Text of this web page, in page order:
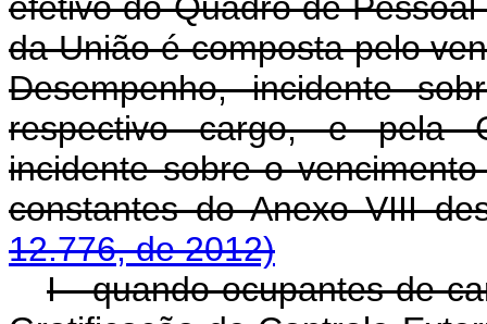
efetivo do Quadro de
da União é composta pelo
Desempenho, incidente
respectivo cargo, e pela
incidente sobre o
constantes do Anexo VIII
12.776, de 2012)
I - quando ocupantes de